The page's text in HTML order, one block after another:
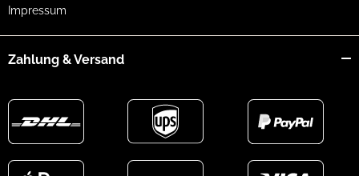
Impressum
Zahlung & Versand